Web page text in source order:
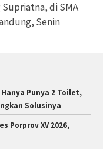
di SMA
Senin
Hanya Punya 2 Toilet,
Solusinya
Porprov XV 2026,